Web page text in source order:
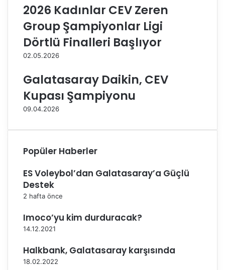
d
u
t
v
e
m
e
d
a
i
2026 Kadınlar CEV Zeren
Group Şampiyonlar Ligi
Dörtlü Finalleri Başlıyor
02.05.2026
Galatasaray Daikin, CEV
Kupası Şampiyonu
09.04.2026
Popüler Haberler
ES Voleybol’dan Galatasaray’a Güçlü
Destek
2 hafta önce
Imoco’yu kim durduracak?
14.12.2021
Halkbank, Galatasaray karşısında
18.02.2022